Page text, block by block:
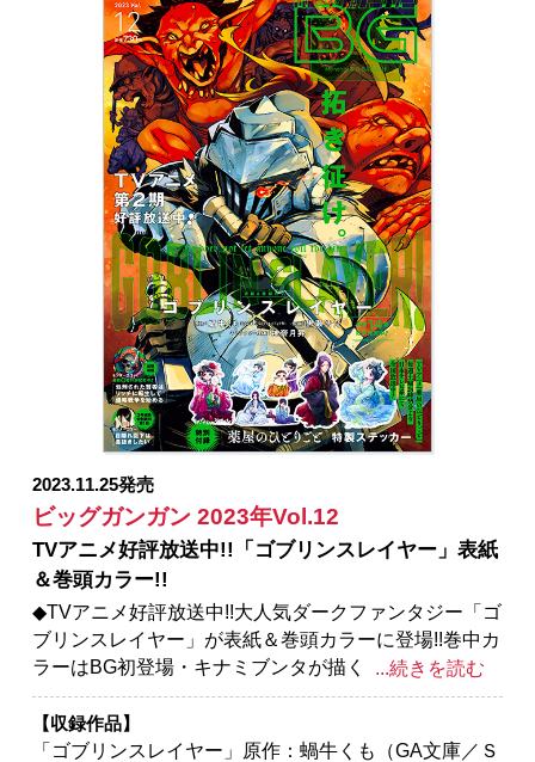
チ キャラクター原案：神奈月昇／「ひきこまり吸血
姫の悶々」原作：小林湖底（GA文庫／ＳＢクリエイテ
ィブ刊） キャラクター原案・漫画：りいちゅ／「モ
スクワ2160」原作：蝸牛くも(GA文庫/SBクリエイティ
ブ刊) 作画：関根光太郎 キャラクター原案：神奈月
昇／「お伽の匣のレト」著者：三部けい 助言・協
力：一般社団法人 阿寒アイヌコンサルン／「目隠れ
臣下は息抜きしたい」キナミブンタ／「シノハユ」原
作：小林立 作画：五十嵐あぐり／「BADON」オノ・
ナツメ／「怜-Toki-」原案：小林立 漫画：めきめき／
「スター・ウォーズ：マンダロリアン」監修：ルーカ
スフィルム 原案：ウォルト・ディズニー・カンパニ
ー 漫画：大沢祐輔／「父は英雄、母は精霊、娘の私
は転生者。」原作：松浦（カドカワBOOKS） 作画：
大堀ユタカ キャラクター原案：keepout／「よもめ
い」及川ネリネ／「千剣の魔術師と呼ばれた剣士」原
作：高光晶（角川スニーカー文庫／KADOKAWA
刊） キャラクター原案：Gilse 作画：黒須恵麻／
「八歳から始まる神々の使徒の転生生活」原作：えぞ
ぎんぎつね（ＧＡノベル／ＳＢクリエイティブ刊）
漫画：春夏冬アタル キャラクター原案：藻／「獄卒
クラーケン」原作：タカヒロ 作画：戸流ケイ／「ハ
イスコアガール DASH」押切蓮介／「俺より弱いやつ
に会いに行く」押切蓮介／「君に二度目のさよなら
を。」原作：タナカトモ 作画：蛸川蛸丸
2023.11.25発売
ビッグガンガン 2023年Vol.12
TVアニメ好評放送中!!「ゴブリンスレイヤー」表紙
＆巻頭カラー!!
◆TVアニメ好評放送中!!大人気ダークファンタジー「ゴ
ブリンスレイヤー」が表紙＆巻頭カラーに登場!!巻中カ
ラーはBG初登場・キナミブンタが描く３号連続掲載
「目隠れ臣下は息抜きしたい」、マンガUP!より出張
掲載「処刑された賢者はリッチに転生して侵略戦争を
始める」２作品!!
...続きを読む
【収録作品】
「ゴブリンスレイヤー」原作：蝸牛くも（GA文庫／Ｓ